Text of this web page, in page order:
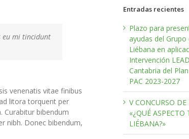
eu mi tincidunt
venenatis vitae finibus
litora torquent per
Curabitur bibendum
nibh. Donec bibendum,
Entradas recientes
Plazo para
ayudas del
Liébana en
Intervención
Cantabria del
PAC 2023-2027
V CONCURSO
«¿QUÉ
LIÉBANA?»